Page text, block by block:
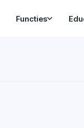
Functies